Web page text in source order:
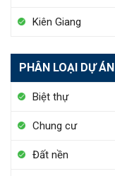
Kiên Giang
PHÂN LOẠI DỰ ÁN
Biệt thự
Chung cư
Đất nền